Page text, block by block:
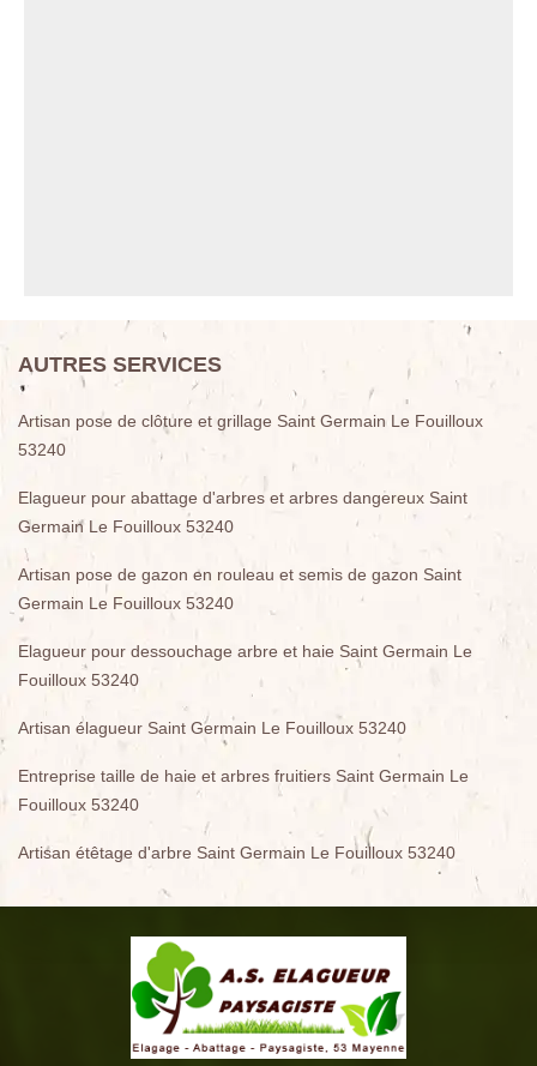
AUTRES SERVICES
Artisan pose de clôture et grillage Saint Germain Le Fouilloux
53240
Elagueur pour abattage d'arbres et arbres dangereux Saint
Germain Le Fouilloux 53240
Artisan pose de gazon en rouleau et semis de gazon Saint
Germain Le Fouilloux 53240
Elagueur pour dessouchage arbre et haie Saint Germain Le
Fouilloux 53240
Artisan élagueur Saint Germain Le Fouilloux 53240
Entreprise taille de haie et arbres fruitiers Saint Germain Le
Fouilloux 53240
Artisan étêtage d'arbre Saint Germain Le Fouilloux 53240